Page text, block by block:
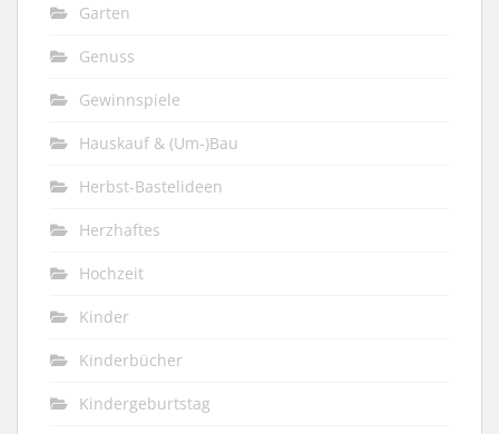
Garten
Genuss
Gewinnspiele
Hauskauf & (Um-)Bau
Herbst-Bastelideen
Herzhaftes
Hochzeit
Kinder
Kinderbücher
Kindergeburtstag